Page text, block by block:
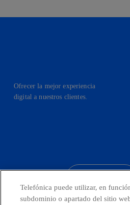
Ofrecer la mejor experiencia
digital a nuestros clientes.
Telefónica puede utilizar, en
subdominio o apartado del sitio